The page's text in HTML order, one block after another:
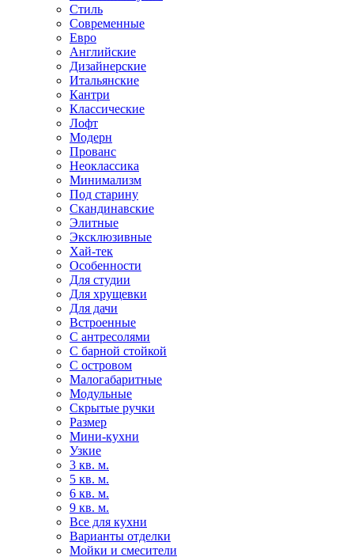
Стиль
Современные
Евро
Английские
Дизайнерские
Итальянские
Кантри
Классические
Лофт
Модерн
Прованс
Неоклассика
Минимализм
Под старину
Скандинавские
Элитные
Эксклюзивные
Хай-тек
Особенности
Для студии
Для хрущевки
Для дачи
Встроенные
С антресолями
С барной стойкой
С островом
Малогабаритные
Модульные
Скрытые ручки
Размер
Мини-кухни
Узкие
3 кв. м.
5 кв. м.
6 кв. м.
9 кв. м.
Все для кухни
Варианты отделки
Мойки и смесители